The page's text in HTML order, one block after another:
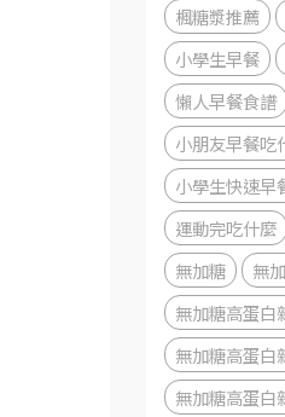
楓糖漿推薦
小學生早餐
懶人早餐食譜
小朋友早餐吃
小學生快速早
運動完吃什麼
無加糖
無
無加糖高蛋白
無加糖高蛋白
無加糖高蛋白